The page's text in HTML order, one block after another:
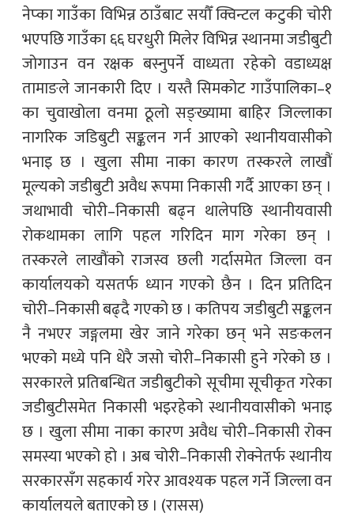
नेप्का गाउँका विभिन्न ठाउँबाट सयौँ क्विन्टल कटुकी चोरी
भएपछि गाउँका ६६ घरधुरी मिलेर विभिन्न स्थानमा जडीबुटी
जोगाउन वन रक्षक बस्नुपर्ने वाध्यता रहेको वडाध्यक्ष
तामाङले जानकारी दिए । यस्तै सिमकोट गाउँपालिका–१
का चुवाखोला वनमा ठूलो सङ्ख्यामा बाहिर जिल्लाका
नागरिक जडिबुटी सङ्कलन गर्न आएको स्थानीयवासीको
भनाइ छ । खुला सीमा नाका कारण तस्करले लाखौं
मूल्यको जडीबुटी अवैध रूपमा निकासी गर्दै आएका छन् ।
जथाभावी चोरी–निकासी बढ्न थालेपछि स्थानीयवासी
रोकथामका लागि पहल गरिदिन माग गरेका छन् ।
तस्करले लाखौंको राजस्व छली गर्दासमेत जिल्ला वन
कार्यालयको यसतर्फ ध्यान गएको छैन । दिन प्रतिदिन
चोरी–निकासी बढ्दै गएको छ । कतिपय जडीबुटी सङ्कलन
नै नभएर जङ्गलमा खेर जाने गरेका छन् भने सङकलन
भएको मध्ये पनि धेरै जसो चोरी–निकासी हुने गरेको छ ।
सरकारले प्रतिबन्धित जडीबुटीको सूचीमा सूचीकृत गरेका
जडीबुटीसमेत निकासी भइरहेको स्थानीयवासीको भनाइ
छ । खुला सीमा नाका कारण अवैध चोरी–निकासी रोक्न
समस्या भएको हो । अब चोरी–निकासी रोक्नेतर्फ स्थानीय
सरकारसँग सहकार्य गरेर आवश्यक पहल गर्ने जिल्ला वन
कार्यालयले बताएको छ । (रासस)